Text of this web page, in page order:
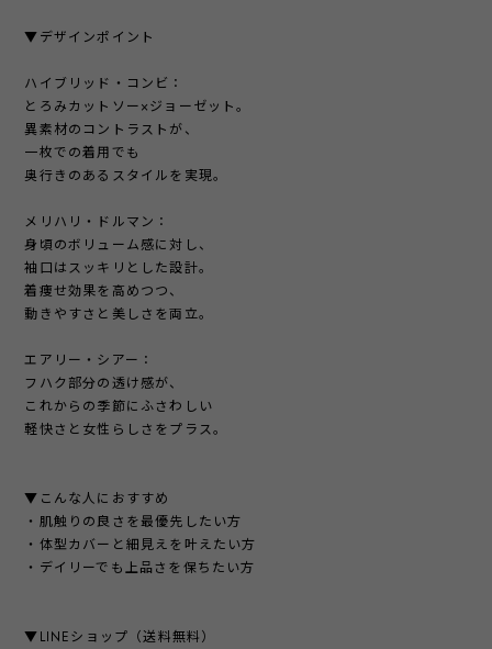
▼デザインポイント
ハイブリッド・コンビ：
とろみカットソー×ジョーゼット。
異素材のコントラストが、
一枚での着用でも
奥行きのあるスタイルを実現。
メリハリ・ドルマン：
身頃のボリューム感に対し、
袖口はスッキリとした設計。
着痩せ効果を高めつつ、
動きやすさと美しさを両立。
エアリー・シアー：
フハク部分の透け感が、
これからの季節にふさわしい
軽快さと女性らしさをプラス。
▼こんな人におすすめ
・肌触りの良さを最優先したい方
・体型カバーと細見えを叶えたい方
・デイリーでも上品さを保ちたい方
▼LINEショップ（送料無料）